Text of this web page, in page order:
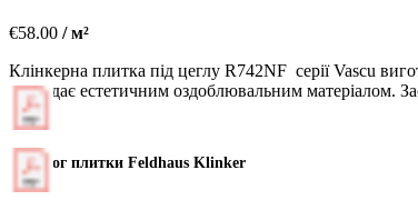
€58.00 / м²
Клінкерна плитка під цеглу R742NF серії Vascu
виглядає естетичним оздоблювальним матеріалом.
Каталог плитки Feldhaus Klinker